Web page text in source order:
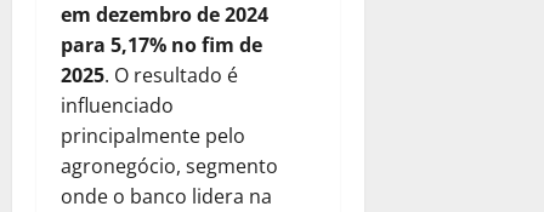
em dezembro de 2024
para 5,17% no fim de
2025. O resultado é
influenciado
principalmente pelo
agronegócio, segmento
onde o banco lidera na